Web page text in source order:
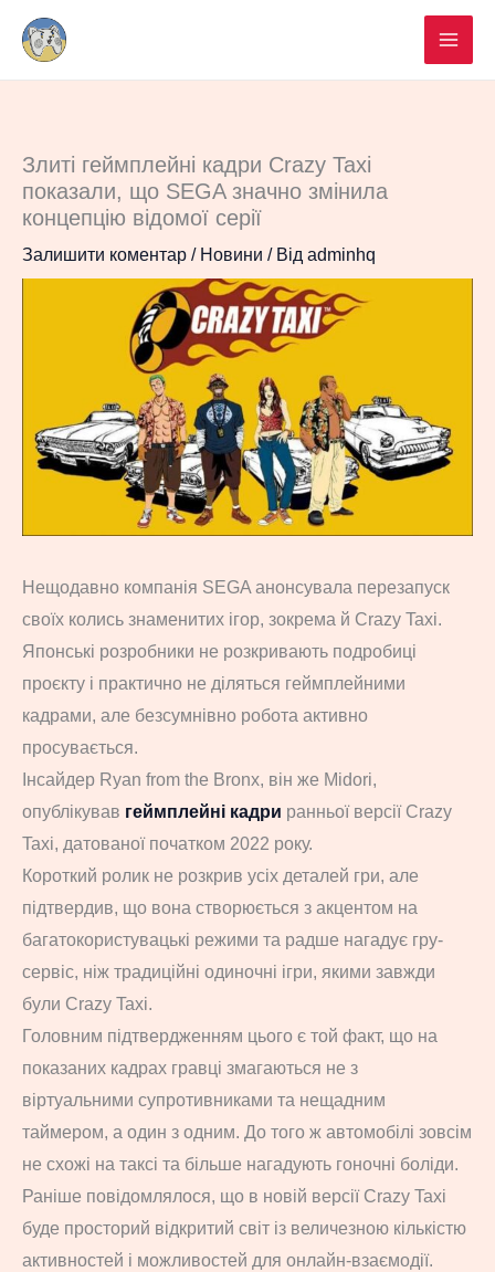
Перейти
вмісту
Злиті геймплейні кадри Crazy Taxi
показали, що SEGA значно змінила
концепцію відомої серії
Залишити коментар / Новини / Від adminhq
Нещодавно компанія SEGA анонсувала перезапуск
своїх колись знаменитих ігор, зокрема й Crazy Taxi.
Японські розробники не розкривають подробиці
проєкту і практично не діляться геймплейними
кадрами, але безсумнівно робота активно
просувається.
Інсайдер Ryan from the Bronx, він же Midori,
опублікував геймплейні кадри ранньої версії Crazy
Taxi, датованої початком 2022 року.
Короткий ролик не розкрив усіх деталей гри, але
підтвердив, що вона створюється з акцентом на
багатокористувацькі режими та радше нагадує гру-
сервіс, ніж традиційні одиночні ігри, якими завжди
були Crazy Taxi.
Головним підтвердженням цього є той факт, що на
показаних кадрах гравці змагаються не з
віртуальними супротивниками та нещадним
таймером, а один з одним. До того ж автомобілі зовсім
не схожі на таксі та більше нагадують гоночні боліди.
Раніше повідомлялося, що в новій версії Crazy Taxi
буде просторий відкритий світ із величезною кількістю
активностей і можливостей для онлайн-взаємодії.